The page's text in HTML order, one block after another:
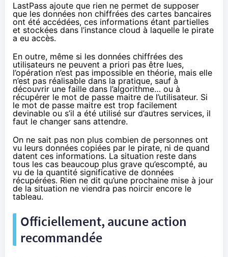
LastPass ajoute que rien ne permet de supposer
que les données non chiffrées des cartes bancaires
ont été accédées, ces informations étant partielles
et stockées dans l’instance cloud à laquelle le pirate
a eu accès.
En outre, même si les données chiffrées des
utilisateurs ne peuvent a priori pas être lues,
l’opération n’est pas impossible en théorie, mais elle
n’est pas réalisable dans la pratique, sauf à
découvrir une faille dans l’algorithme… ou à
récupérer le mot de passe maitre de l’utilisateur. Si
le mot de passe maitre est trop facilement
devinable ou s’il a été utilisé sur d’autres services, il
faut le changer sans attendre.
On ne sait pas non plus combien de personnes ont
vu leurs données copiées par le pirate, ni de quand
datent ces informations. La situation reste dans
tous les cas beaucoup plus grave qu’escompté, au
vu de la quantité significative de données
récupérées. Rien ne dit qu’une prochaine mise à jour
de la situation ne viendra pas noircir encore le
tableau.
Officiellement, aucune action
recommandée